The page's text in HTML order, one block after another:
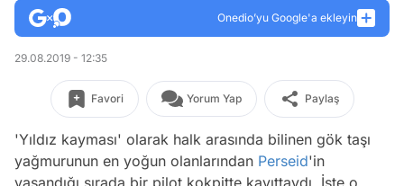
Onedio’yu Google'a ekleyin
29.08.2019 - 12:35
Favori Yorum Yap Paylaş
'Yıldız kayması' olarak halk arasında bilinen gök taşı
yağmurunun en yoğun olanlarından Perseid'in
yaşandığı sırada bir pilot kokpitte kayıttaydı. İşte o